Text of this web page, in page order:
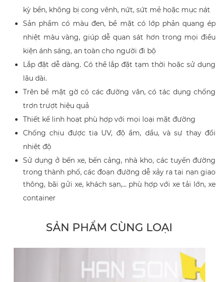
kỳ bền, không bị cong vênh, nứt, sứt mẻ hoặc mục nát
Sản phẩm có màu đen, bề mặt có lớp phản quang ép
nhiệt màu vàng, giúp dễ quan sát hơn trong mọi điều
kiện ánh sáng, an toàn cho người đi bộ
Lắp đặt dễ dàng. Có thể lắp đặt tạm thời hoặc sử dụng
lâu dài.
Trên bề mặt gờ có các đường vân, có tác dụng chống
trơn trượt hiệu quả
Thiết kế linh hoạt phù hợp với mọi loại mặt đường
Chống chịu được tia UV, độ ẩm, dầu, và sự thay đổi
nhiệt độ
Sử dụng ở bến xe, bến cảng, nhà kho, các tuyến đường
trong thành phố, các đoạn đường dễ xảy ra tai nạn giao
thông, bãi gửi xe, khách sạn,... phù hợp với xe tải lớn, xe
container
SẢN PHẨM CÙNG LOẠI